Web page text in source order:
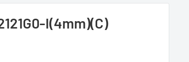
I(4mm)(C)